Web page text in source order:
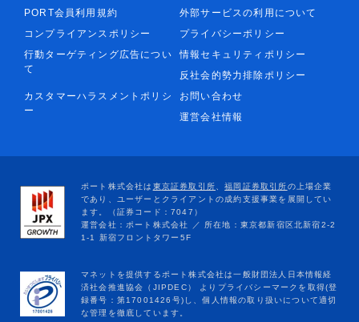
PORT会員利用規約
外部サービスの利用について
コンプライアンスポリシー
プライバシーポリシー
行動ターゲティング広告につい
て
情報セキュリティポリシー
反社会的勢力排除ポリシー
カスタマーハラスメントポリシ
ー
お問い合わせ
運営会社情報